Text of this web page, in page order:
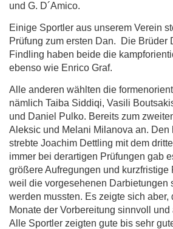
und G. D´Amico.
Einige Sportler aus unserem Verein
Prüfung zum ersten Dan. Die Brüder
Findling haben beide die
ebenso wie Enrico Graf.
Alle anderen wählten die
nämlich Taiba Siddiqi, Vasili
und Daniel Pulko. Bereits zum
Aleksic und Melani Milanova an. Den
strebte Joachim Dettling mit dem
immer bei derartigen Prüfungen gab
größere Aufregungen und kurzfristige
weil die vorgesehenen Darbietungen
werden mussten. Es zeigte sich aber,
Monate der Vorbereitung sinnvoll
Alle Sportler zeigten gute bis sehr